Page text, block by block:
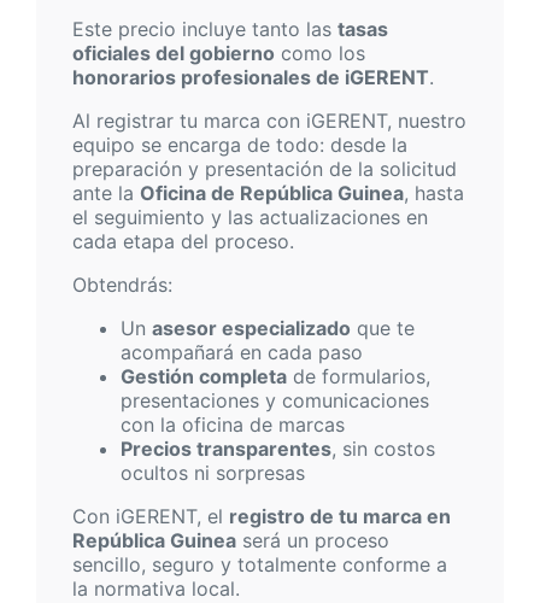
Este precio incluye tanto las tasas
oficiales del gobierno como los
honorarios profesionales de iGERENT.
Al registrar tu marca con iGERENT, nuestro
equipo se encarga de todo: desde la
preparación y presentación de la solicitud
ante la Oficina de República Guinea, hasta
el seguimiento y las actualizaciones en
cada etapa del proceso.
Obtendrás:
Un asesor especializado que te
acompañará en cada paso
Gestión completa de formularios,
presentaciones y comunicaciones
con la oficina de marcas
Precios transparentes, sin costos
ocultos ni sorpresas
Con iGERENT, el registro de tu marca en
República Guinea será un proceso
sencillo, seguro y totalmente conforme a
la normativa local.